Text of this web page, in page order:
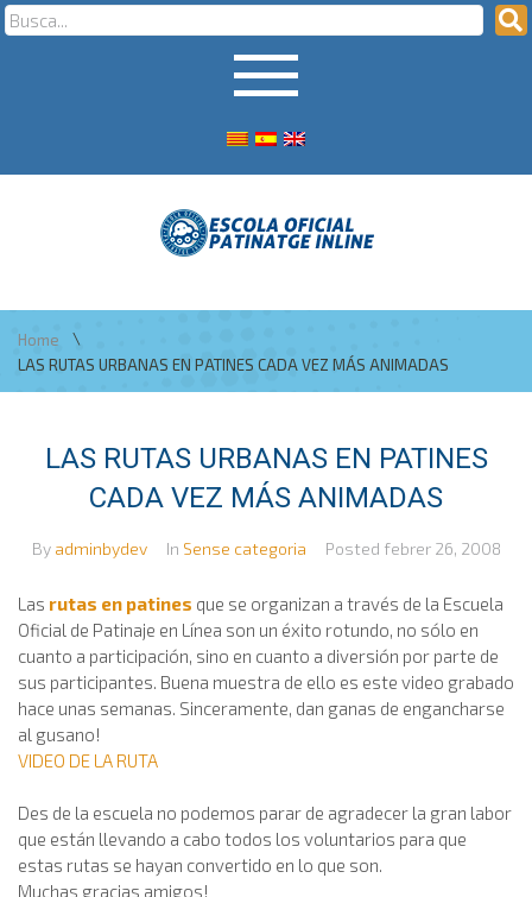
Home
\
LAS RUTAS URBANAS EN PATINES CADA VEZ MÁS ANIMADAS
LAS RUTAS URBANAS EN PATINES
CADA VEZ MÁS ANIMADAS
By adminbydev In Sense categoria Posted febrer 26, 2008
Las rutas en patines que se organizan a través de la Escuela
Oficial de Patinaje en Línea son un éxito rotundo, no sólo en
cuanto a participación, sino en cuanto a diversión por parte de
sus participantes. Buena muestra de ello es este video grabado
hace unas semanas. Sinceramente, dan ganas de engancharse
al gusano!
VIDEO DE LA RUTA
Des de la escuela no podemos parar de agradecer la gran labor
que están llevando a cabo todos los voluntarios para que
estas rutas se hayan convertido en lo que son.
Muchas gracias amigos!